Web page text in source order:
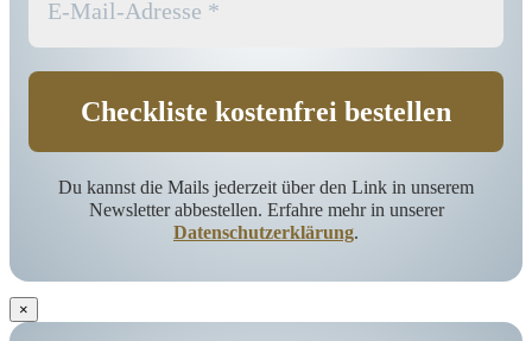
Du kannst die Mails jederzeit über den Link in unserem
Newsletter abbestellen. Erfahre mehr in unserer
Datenschutzerklärung.
×